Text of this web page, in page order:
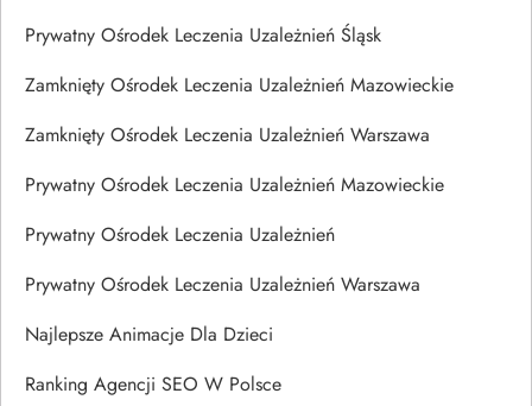
Prywatny Ośrodek Leczenia Uzależnień Śląsk
Zamknięty Ośrodek Leczenia Uzależnień Mazowieckie
Zamknięty Ośrodek Leczenia Uzależnień Warszawa
Prywatny Ośrodek Leczenia Uzależnień Mazowieckie
Prywatny Ośrodek Leczenia Uzależnień
Prywatny Ośrodek Leczenia Uzależnień Warszawa
Najlepsze Animacje Dla Dzieci
Ranking Agencji SEO W Polsce